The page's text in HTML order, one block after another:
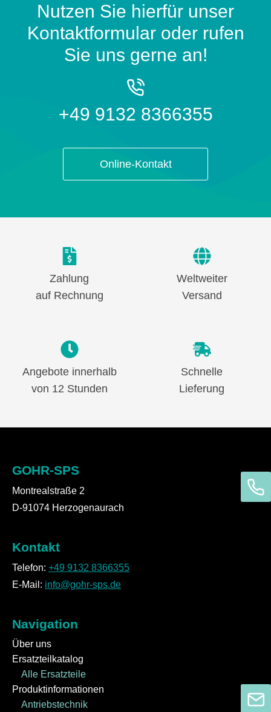
Nutzen Sie hierfür unser
Kontaktformular oder rufen
Sie uns gerne an!
+49 9132 8366355
Online-Kontakt
Zahlung
auf Rechnung
Weltweiter
Versand
Angebote innerhalb
von 12 Stunden
Schnelle
Lieferung
GOHR-SPS
Montrealstraße 2
D-91074 Herzogenaurach
Kontakt
Telefon: +49 9132 8366355
E-Mail: info@gohr-sps.de
Navigation
Über uns
Ersatzteilkatalog
Alle Ersatzteile
Produktinformationen
Antriebstechnik